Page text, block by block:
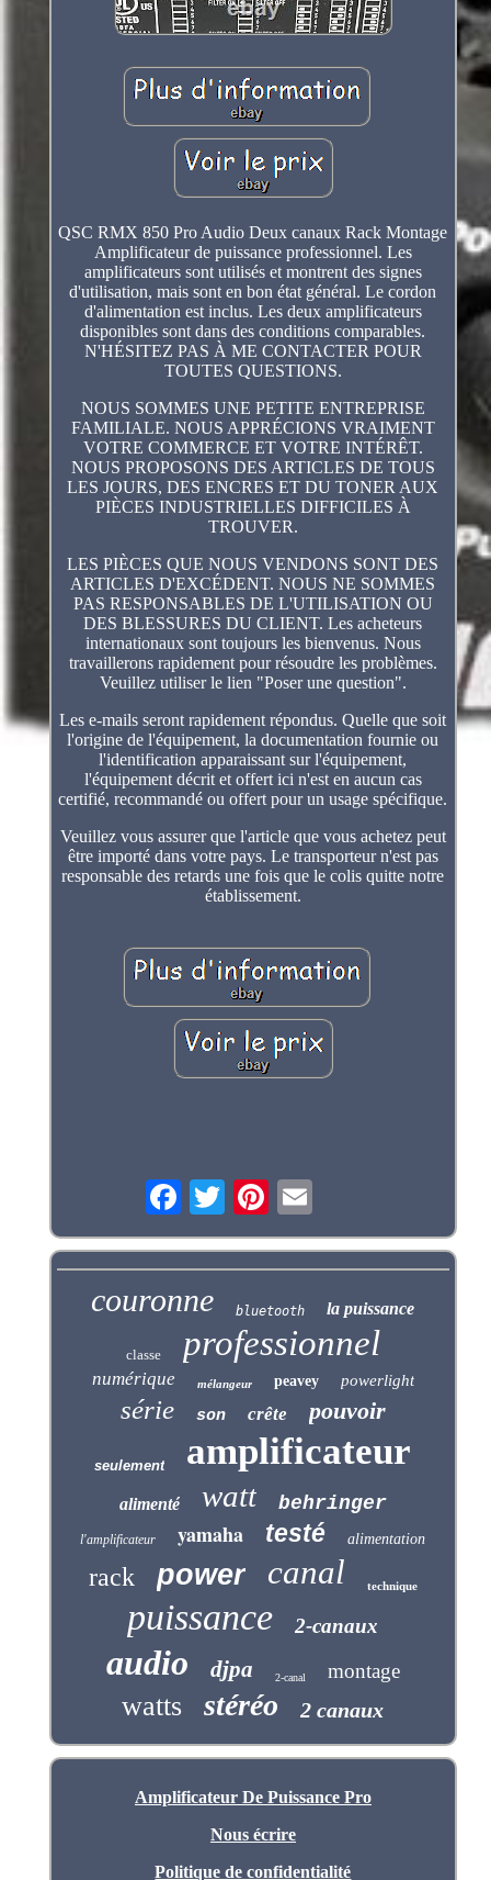
QSC RMX 850 Pro Audio Deux canaux Rack Montage
Amplificateur de puissance professionnel. Les
amplificateurs sont utilisés et montrent des signes
d'utilisation, mais sont en bon état général. Le cordon
d'alimentation est inclus. Les deux amplificateurs
disponibles sont dans des conditions comparables.
N'HÉSITEZ PAS À ME CONTACTER POUR
TOUTES QUESTIONS.
NOUS SOMMES UNE PETITE ENTREPRISE
FAMILIALE. NOUS APPRÉCIONS VRAIMENT
VOTRE COMMERCE ET VOTRE INTÉRÊT.
NOUS PROPOSONS DES ARTICLES DE TOUS
LES JOURS, DES ENCRES ET DU TONER AUX
PIÈCES INDUSTRIELLES DIFFICILES À
TROUVER.
LES PIÈCES QUE NOUS VENDONS SONT DES
ARTICLES D'EXCÉDENT. NOUS NE SOMMES
PAS RESPONSABLES DE L'UTILISATION OU
DES BLESSURES DU CLIENT. Les acheteurs
internationaux sont toujours les bienvenus. Nous
travaillerons rapidement pour résoudre les problèmes.
Veuillez utiliser le lien "Poser une question".
Les e-mails seront rapidement répondus. Quelle que soit
l'origine de l'équipement, la documentation fournie ou
l'identification apparaissant sur l'équipement,
l'équipement décrit et offert ici n'est en aucun cas
certifié, recommandé ou offert pour un usage spécifique.
Veuillez vous assurer que l'article que vous achetez peut
être importé dans votre pays. Le transporteur n'est pas
responsable des retards une fois que le colis quitte notre
établissement.
couronne bluetooth la puissance
classe professionnel
numérique mélangeur peavey powerlight
série son crête pouvoir
seulement amplificateur
alimenté watt behringer
l'amplificateur yamaha testé alimentation
rack power canal technique
puissance 2-canaux
audio djpa 2-canal montage
watts stéréo 2 canaux
Amplificateur De Puissance Pro
Nous écrire
Politique de confidentialité